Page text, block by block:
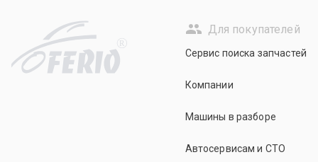
R
Для покупателей
Сервис поиска запчастей
Компании
Машины в разборе
Автосервисам и СТО